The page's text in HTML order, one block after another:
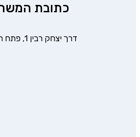
כתובת
דרך יצחק רבין 1, פתח תקווה